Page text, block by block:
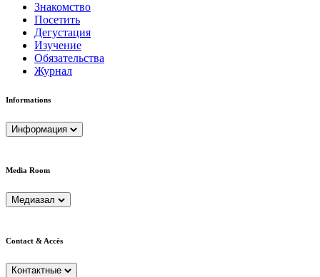
Знакомство
Посетить
Дегустация
Изучение
Обязательства
Журнал
Informations
Информация
Media Room
Медиазал
Contact & Accès
Контактные